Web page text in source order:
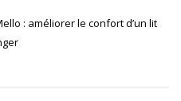
: améliorer le confort d’un lit